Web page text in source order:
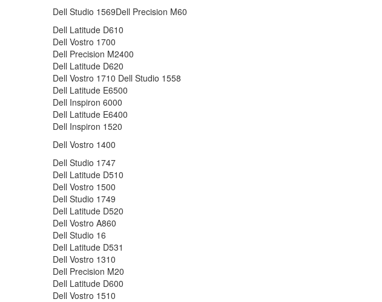
Dell Studio 1569Dell Precision M60
Dell Latitude D610
Dell Vostro 1700
Dell Precision M2400
Dell Latitude D620
Dell Vostro 1710 Dell Studio 1558
Dell Latitude E6500
Dell Inspiron 6000
Dell Latitude E6400
Dell Inspiron 1520
Dell Vostro 1400
Dell Studio 1747
Dell Latitude D510
Dell Vostro 1500
Dell Studio 1749
Dell Latitude D520
Dell Vostro A860
Dell Studio 16
Dell Latitude D531
Dell Vostro 1310
Dell Precision M20
Dell Latitude D600
Dell Vostro 1510